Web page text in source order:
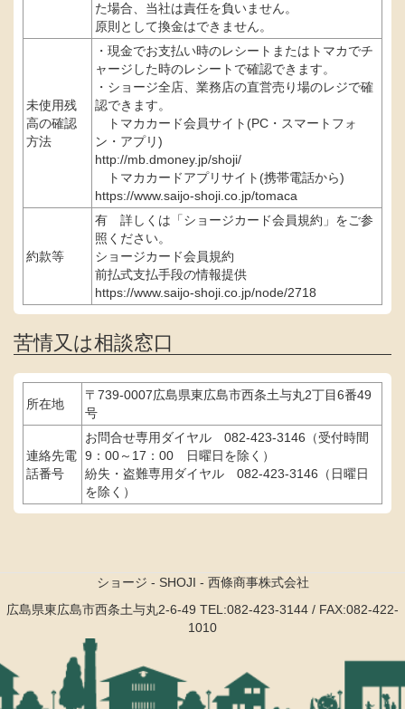
た場合、当社は責任を負いません。
原則として換金はできません。
未使用残
高の確認
方法
・現金でお支払い時のレシートまたはトマカでチ
ャージした時のレシートで確認できます。
・ショージ全店、業務店の直営売り場のレジで確
認できます。
トマカカード会員サイト(PC・スマートフォ
ン・アプリ)
http://mb.dmoney.jp/shoji/
トマカカードアプリサイト(携帯電話から)
https://www.saijo-shoji.co.jp/tomaca
約款等
有 詳しくは「ショージカード会員規約」をご参
照ください。
ショージカード会員規約
前払式支払手段の情報提供
https://www.saijo-shoji.co.jp/node/2718
苦情又は相談窓口
所在地
〒739-0007広島県東広島市西条土与丸2丁目6番49
号
連絡先電
話番号
お問合せ専用ダイヤル 082-423-3146（受付時間
9：00～17：00 日曜日を除く）
紛失・盗難専用ダイヤル 082-423-3146（日曜日
を除く）
ショージ - SHOJI - 西條商事株式会社
広島県東広島市西条土与丸2-6-49 TEL:082-423-3144 / FAX:082-422-
1010